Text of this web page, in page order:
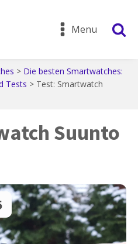
Menu
> Die besten Smartwatches:
Tests > Test: Smartwatch
Suunto